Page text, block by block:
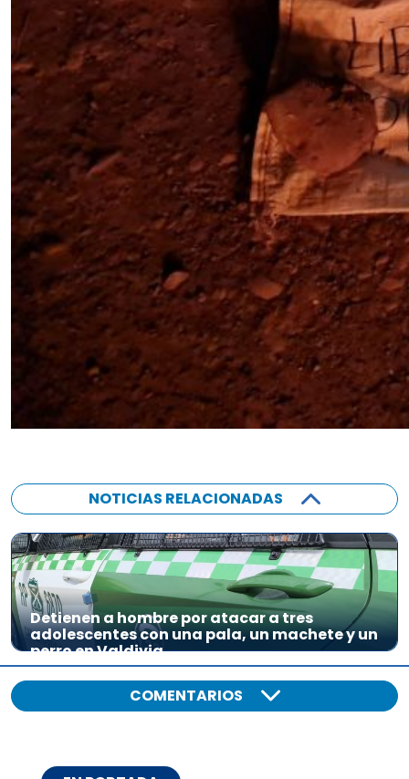
NOTICIAS RELACIONADAS
Detienen a hombre por atacar a tres
adolescentes con una pala, un machete y un
perro en Valdivia
COMENTARIOS